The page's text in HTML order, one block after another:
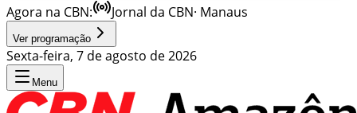
Agora na CBN:
Jornal da CBN· Manaus
Ver programação
Sexta-feira, 7 de agosto de 2026
Menu